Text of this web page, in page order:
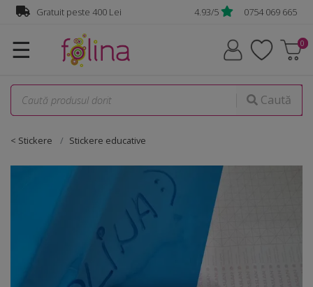
Gratuit peste 400 Lei 4.93/5 0754 069 665
☰
Caută
< Stickere Stickere educative